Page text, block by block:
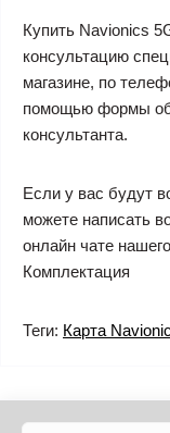
Купить Navionics
консультацию
магазине, по
помощью формы
консультанта.
Если у вас будут
можете написать
онлайн чате
Комплектация
Теги: Карта